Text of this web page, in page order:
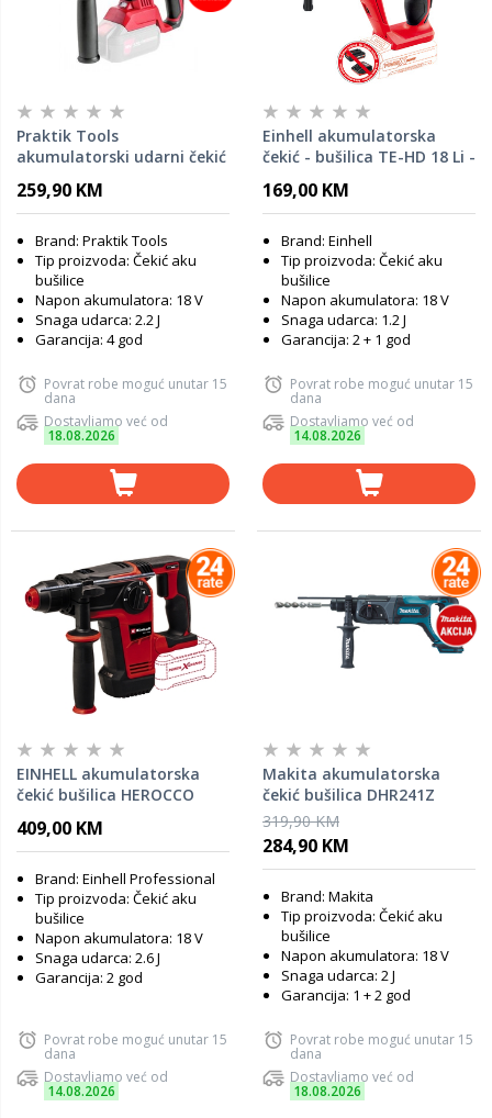
Praktik Tools
akumulatorski udarni čekić
PTQ031 Brushless / SOLO
259,90 KM
Brand: Praktik Tools
Tip proizvoda: Čekić aku
bušilice
Napon akumulatora: 18 V
Snaga udarca: 2.2 J
Garancija: 4 god
Povrat robe moguć unutar 15
dana
Dostavljamo već od
18.08.2026
Einhell akumulatorska
čekić - bušilica TE-HD 18 Li -
169,00 KM
Brand: Einhell
Tip proizvoda: Čekić aku
bušilice
Napon akumulatora: 18 V
Snaga udarca: 1.2 J
Garancija: 2 + 1 god
Povrat robe moguć unutar 15
dana
Dostavljamo već od
14.08.2026
EINHELL akumulatorska
čekić bušilica HEROCCO
409,00 KM
Brand: Einhell Professional
Tip proizvoda: Čekić aku
bušilice
Napon akumulatora: 18 V
Snaga udarca: 2.6 J
Garancija: 2 god
Povrat robe moguć unutar 15
dana
Dostavljamo već od
14.08.2026
Makita akumulatorska
čekić bušilica DHR241Z
(18V,Li-ion) - SAMO ALAT
319,90 KM
284,90 KM
Brand: Makita
Tip proizvoda: Čekić aku
bušilice
Napon akumulatora: 18 V
Snaga udarca: 2 J
Garancija: 1 + 2 god
Povrat robe moguć unutar 15
dana
Dostavljamo već od
18.08.2026